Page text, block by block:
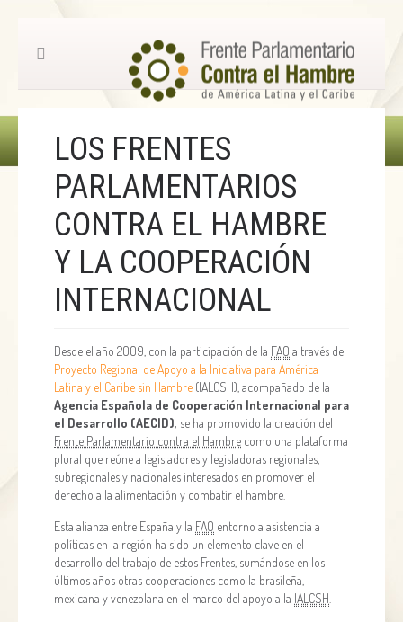
LOS FRENTES
PARLAMENTARIOS
CONTRA EL HAMBRE
Y LA COOPERACIÓN
INTERNACIONAL
Desde el año 2009, con la participación de la FAO a través del
Proyecto Regional de Apoyo a la Iniciativa para América
Latina y el Caribe sin Hambre (IALCSH), acompañado de la
Agencia Española de Cooperación Internacional para
el Desarrollo (AECID), se ha promovido la creación del
Frente Parlamentario contra el Hambre como una plataforma
plural que reúne a legisladores y legisladoras regionales,
subregionales y nacionales interesados en promover el
derecho a la alimentación y combatir el hambre.
Esta alianza entre España y la FAO entorno a asistencia a
políticas en la región ha sido un elemento clave en el
desarrollo del trabajo de estos Frentes, sumándose en los
últimos años otras cooperaciones como la brasileña,
mexicana y venezolana en el marco del apoyo a la IALCSH